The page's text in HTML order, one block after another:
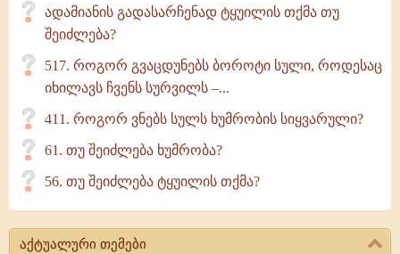
ადამიანის გადასარჩენად ტყუილის თქმა თუ
შეიძლება?
517. როგორ გვაცდუნებს ბოროტი სული, როდესაც
იხილავს ჩვენს სურვილს –...
411. როგორ ვნებს სულს ხუმრობის სიყვარული?
61. თუ შეიძლება ხუმრობა?
56. თუ შეიძლება ტყუილის თქმა?
აქტუალური თემები